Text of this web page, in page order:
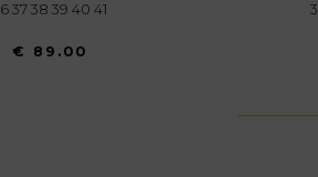
36 37 38 39 40 41
€ 89.00